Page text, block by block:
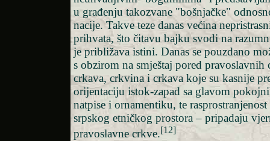
u građenju takozvane "bošnjačke"
nacije. Takve teze danas većina
prihvata, što čitavu bajku svodi na
je približava istini. Danas se pouzdano
s obzirom na smještaj pored pravoslavnih
crkava, crkvina i crkava koje su kasnije
orijentaciju istok-zapad sa glavom
natpise i ornamentiku, te
srpskog etničkog prostora – pripadaju
pravoslavne crkve.[12]